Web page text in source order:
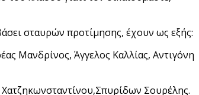
σταυρών προτίμησης, έχουν ως εξής:
Μανδρίνος, Άγγελος Καλλίας, Αντιγόνη
Σουρέλης.